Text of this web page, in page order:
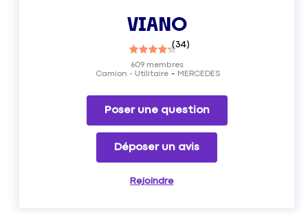
VIANO
(34)
Camion - Utilitaire MERCEDES
609membres
Poser une question
Déposer un avis
Rejoindre